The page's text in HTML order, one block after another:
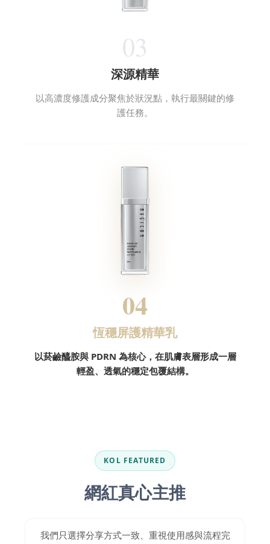
03
深源精華
以高濃度修護成分聚焦於狀況點，執行最關鍵的修
護任務。
04
恆穩屏護精華乳
以菸鹼醯胺與 PDRN 為核心，在肌膚表層形成一層
輕盈、透氣的穩定包覆結構。
KOL FEATURED
網紅真心主推
我們只選擇分享方式一致、重視使用感與流程完